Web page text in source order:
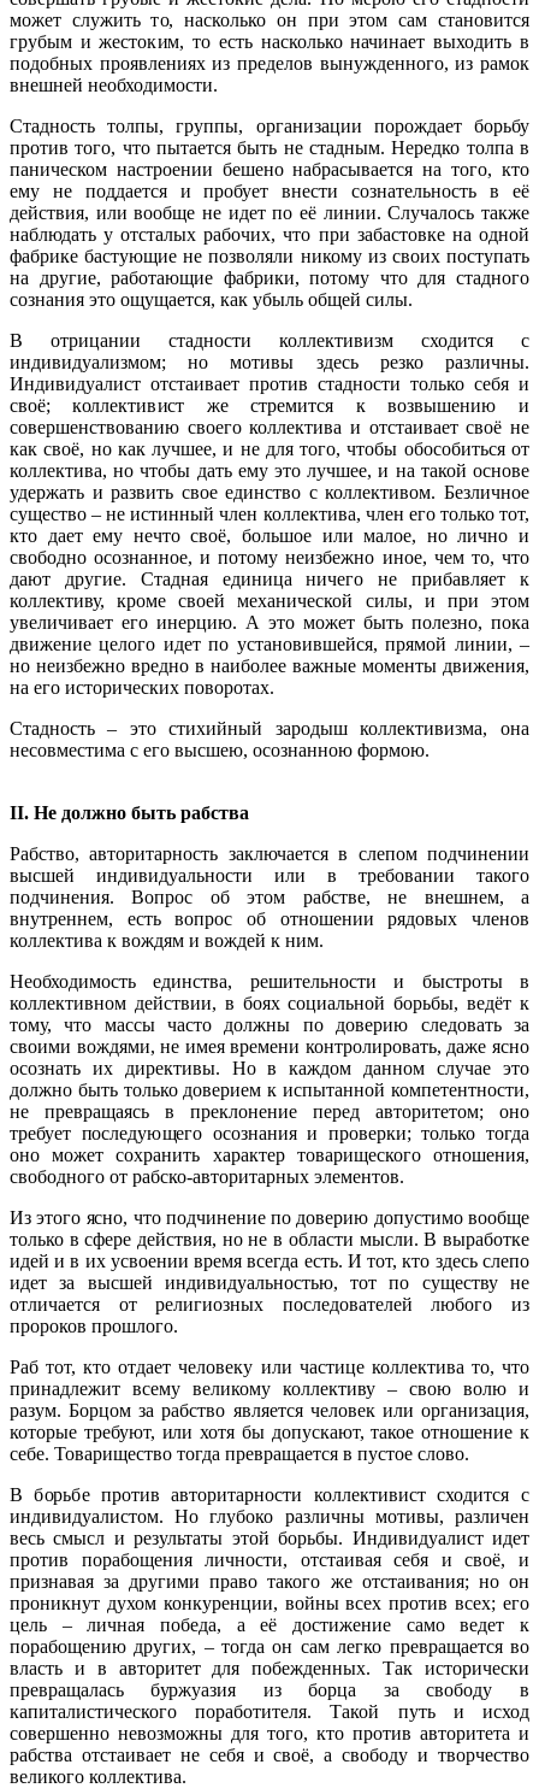
может служить то, насколько он при этом сам становится
грубым и жестоким, то есть насколько начинает выходить в
подобных проявлениях из пределов вынужденного, из рамок
внешней необходимости.
Стадность толпы, группы, организации порождает борьбу
против того, что пытается быть не стадным. Нередко толпа в
паническом настроении бешено набрасывается на того, кто
ему не поддается и пробует внести сознательность в её
действия, или вообще не идет по её линии. Случалось также
наблюдать у отсталых рабочих, что при забастовке на одной
фабрике бастующие не позволяли никому из своих поступать
на другие, работающие фабрики, потому что для стадного
сознания это ощущается, как убыль общей силы.
В отрицании стадности коллективизм сходится с
индивидуализмом; но мотивы здесь резко различны.
Индивидуалист отстаивает против стадности только себя и
своё; коллективист же стремится к возвышению и
совершенствованию своего коллектива и отстаивает своё не
как своё, но как лучшее, и не для того, чтобы обособиться от
коллектива, но чтобы дать ему это лучшее, и на такой основе
удержать и развить свое единство с коллективом. Безличное
существо – не истинный член коллектива, член его только тот,
кто дает ему нечто своё, большое или малое, но лично и
свободно осознанное, и потому неизбежно иное, чем то, что
дают другие. Стадная единица ничего не прибавляет к
коллективу, кроме своей механической силы, и при этом
увеличивает его инерцию. А это может быть полезно, пока
движение целого идет по установившейся, прямой линии, –
но неизбежно вредно в наиболее важные моменты движения,
на его исторических поворотах.
Стадность – это стихийный зародыш коллективизма, она
несовместима с его высшею, осознанною формою.
II. Не должно быть рабства
Рабство, авторитарность заключается в слепом подчинении
высшей индивидуальности или в требовании такого
подчинения. Вопрос об этом рабстве, не внешнем, а
внутреннем, есть вопрос об отношении рядовых членов
коллектива к вождям и вождей к ним.
Необходимость единства, решительности и быстроты в
коллективном действии, в боях социальной борьбы, ведёт к
тому, что массы часто должны по доверию следовать за
своими вождями, не имея времени контролировать, даже ясно
осознать их директивы. Но в каждом данном случае это
должно быть только доверием к испытанной компетентности,
не превращаясь в преклонение перед авторитетом; оно
требует последующего осознания и проверки; только тогда
оно может сохранить характер товарищеского отношения,
свободного от рабско-авторитарных элементов.
Из этого ясно, что подчинение по доверию допустимо вообще
только в сфере действия, но не в области мысли. В выработке
идей и в их усвоении время всегда есть. И тот, кто здесь слепо
идет за высшей индивидуальностью, тот по существу не
отличается от религиозных последователей любого из
пророков прошлого.
Раб тот, кто отдает человеку или частице коллектива то, что
принадлежит всему великому коллективу – свою волю и
разум. Борцом за рабство является человек или организация,
которые требуют, или хотя бы допускают, такое отношение к
себе. Товарищество тогда превращается в пустое слово.
В борьбе против авторитарности коллективист сходится с
индивидуалистом. Но глубоко различны мотивы, различен
весь смысл и результаты этой борьбы. Индивидуалист идет
против порабощения личности, отстаивая себя и своё, и
признавая за другими право такого же отстаивания; но он
проникнут духом конкуренции, войны всех против всех; его
цель – личная победа, а её достижение само ведет к
порабощению других, – тогда он сам легко превращается во
власть и в авторитет для побежденных. Так исторически
превращалась буржуазия из борца за свободу в
капиталистического поработителя. Такой путь и исход
совершенно невозможны для того, кто против авторитета и
рабства отстаивает не себя и своё, а свободу и творчество
великого коллектива.